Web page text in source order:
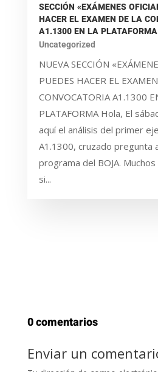
SECCIÓN «EXÁMENES
HACER EL EXAMEN DE LA
A1.1300 EN LA PLATAFORMA
Uncategorized
NUEVA SECCIÓN
PUEDES HACER EL
CONVOCATORIA A1.1300
PLATAFORMA Hola, El
aquí el análisis del primer
A1.1300, cruzado pregunta
programa del BOJA.
si...
0 comentarios
Enviar un